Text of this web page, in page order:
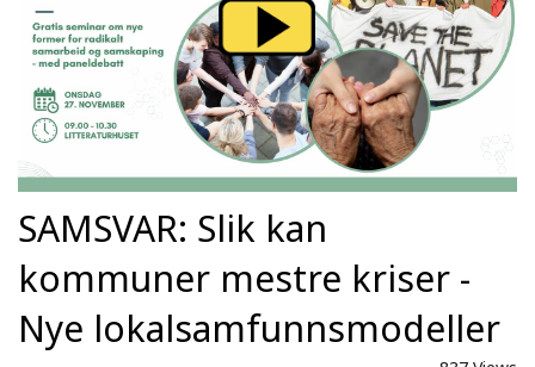
SAMSVAR: Slik kan
kommuner mestre kriser -
Nye lokalsamfunnsmodeller